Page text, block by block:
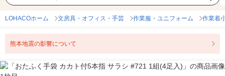
LOHACOホーム 文房具・オフィス・手芸 作業服・ユニフォーム 作業着
熊本地震の影響について